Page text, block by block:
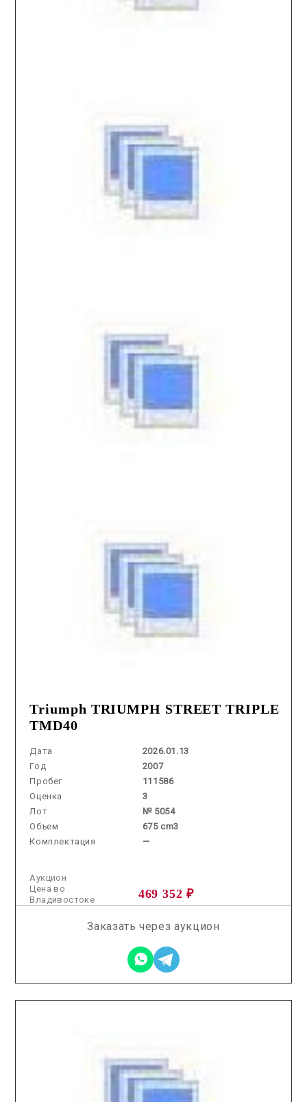
Triumph TRIUMPH STREET TRIPLE
TMD40
Дата
2026.01.13
Год
2007
Пробег
111586
Оценка
3
Лот
№ 5054
Объем
675 cm3
Комплектация
—
Аукцион
469 352 ₽
Цена во
Владивостоке
Заказать через аукцион